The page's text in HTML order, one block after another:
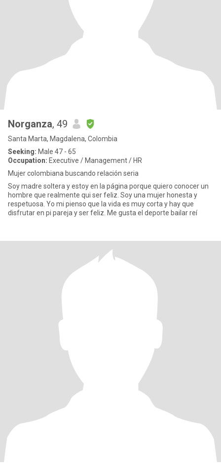
Norganza, 49
Santa Marta, Magdalena, Colombia
Seeking: Male 47 - 65
Occupation: Executive / Management / HR
Mujer colombiana buscando relación seria
Soy madre soltera y estoy en la página porque quiero conocer un
hombre que realmente qui ser feliz. Soy una mujer honesta y
respetuosa. Yo mi pienso que la vida es muy corta y hay que
disfrutar en pi pareja y ser feliz. Me gusta el deporte bailar reí